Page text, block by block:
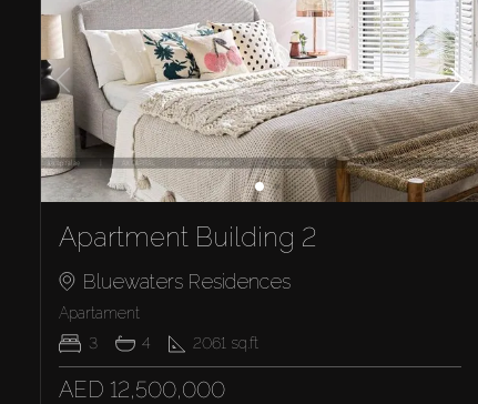
Apartment Building 2
Bluewaters Residences
Apartament
3
4 2061 sq.ft
AED 12,500,000